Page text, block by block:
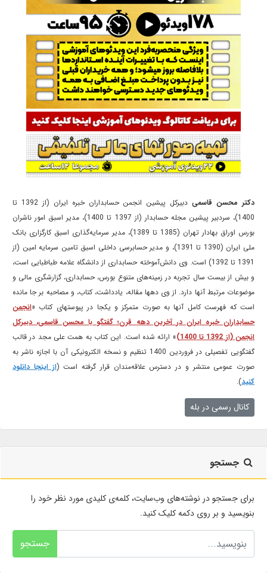
دکتر محسن قاسمی
دبیرکل پیشین انجمن حسابداران خبره ایران (از 1392 تا
1400)، سردبیر پیشین مجله حسابدار (از 1397 تا 1400)، مدیر اسبق امور ناشران
بورس اوراق بهادار تهران (1385 تا 1389)، مدیر سرمایه‌گذاری اسبق کارگزاری بانک
ملی ایران (1390 تا 1391)، و مدیر حسابرسی داخلی اسبق تامین سرمایه امین (از
1391 تا 1392) است. وی دانش‌آموخته حسابداری از دانشگاه علامه طباطبایی است،
و بیش از بیست سال تجربه در زمینه‌های متنوع بورس، حسابداری، گزارشگری مالی و
موضوعات مرتبط آنها دارد. از وی دهها مقاله، یادداشت، کتاب، و مصاحبه بر جا مانده
است که فهرست کامل آنها به صورت متمرکز و یکجا در پیوستهای کتاب «انجمن
حسابداران خبره ایران در آخرین دهه قرن؛ گفتگو با محسن قاسمی، دبیرکل
انجمن (از 1392 تا 1400)
» ارائه شده است. این کتاب به همت علی مجد در قالب
گفتگویی تفصیلی در فروردین 1400 تنظیم و نسخه الکترونیکی آن با اجازه ناشر به
صورت عمومی منتشر و در دسترس علاقه‌مندان قرار گرفته است (از اینجا دانلود
کنید).
کانال رسمی در بله
جستجو
برای جستجو در نوشته‌های وب‌سایت، کلمه‌ی کلیدی مورد نظر خود را
بنویسید و بر روی دکمه کلیک کنید.
جستجو